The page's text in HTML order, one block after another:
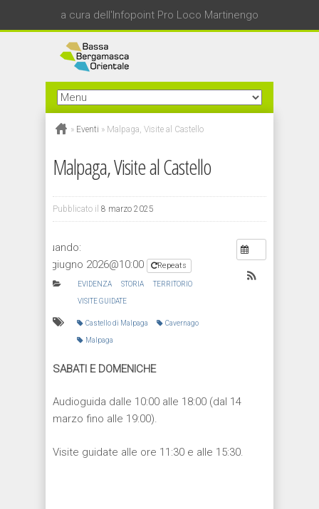
a cura dell'Infopoint Pro Loco Martinengo
» Eventi » Malpaga, Visite al Castello
Malpaga, Visite al Castello
Pubblicato il 8 marzo 2025
Quando:
6 giugno 2026@10:00
Repeats
EVIDENZA STORIA TERRITORIO
VISITE GUIDATE
Castello di Malpaga Cavernago
Malpaga
SABATI E DOMENICHE
Audioguida dalle 10:00 alle 18:00 (dal 14
marzo fino alle 19:00).
Visite guidate alle ore 11:30 e alle 15:30.